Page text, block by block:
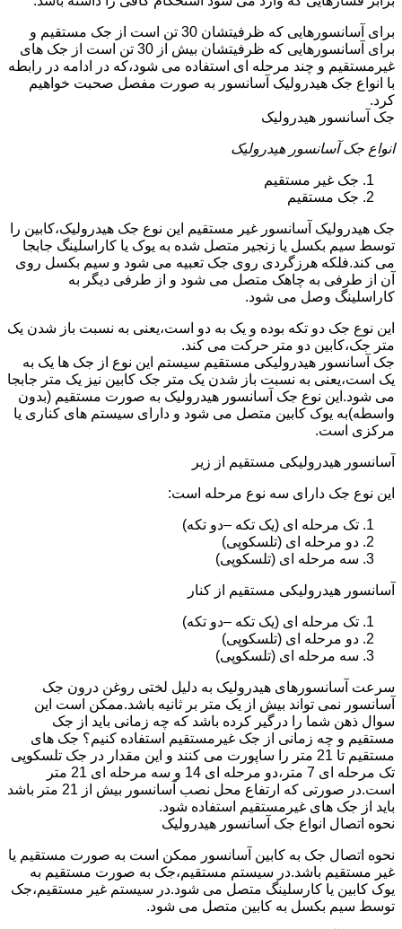
برای آسانسورهایی که ظرفیتشان 30 تن است از جک مستقیم و
برای آسانسورهایی که ظرفیتشان بیش از 30 تن است از جک های
غیرمستقیم و چند مرحله ای استفاده می شود،که در ادامه در رابطه
با انواع جک هیدرولیک آسانسور به صورت مفصل صحبت خواهیم
کرد.
جک آسانسور هیدرولیک
انواع جک آسانسور هیدرولیک
جک غیر مستقیم
جک مستقیم
جک هیدرولیک آسانسور غیر مستقیم این نوع جک هیدرولیک،کابین را
توسط سیم بکسل یا زنجیر متصل شده به یوک یا کاراسلینگ جابجا
می کند.فلکه هرزگردی روی جک تعبیه می شود و سیم بکسل روی
آن از طرفی به چاهک متصل می شود و از طرفی دیگر به
کاراسلینگ وصل می شود.
این نوع جک دو تکه بوده و یک به دو است،یعنی به نسبت باز شدن یک
متر جک،کابین دو متر حرکت می کند.
جک آسانسور هیدرولیکی مستقیم سیستم این نوع از جک ها یک به
یک است،یعنی به نسبت باز شدن یک متر جک کابین نیز یک متر جابجا
می شود.این نوع جک آسانسور هیدرولیک به صورت مستقیم (بدون
واسطه)به یوک کابین متصل می شود و دارای سیستم های کناری یا
مرکزی است.
آسانسور هیدرولیکی مستقیم از زیر
این نوع جک دارای سه نوع مرحله است:
تک مرحله ای (یک تکه –دو تکه)
دو مرحله ای (تلسکوپی)
سه مرحله ای (تلسکوپی)
آسانسور هیدرولیکی مستقیم از کنار
تک مرحله ای (یک تکه –دو تکه)
دو مرحله ای (تلسکوپی)
سه مرحله ای (تلسکوپی)
سرعت آسانسورهای هیدرولیک به دلیل لختی روغن درون جک
آسانسور نمی تواند بیش از یک متر بر ثانیه باشد.ممکن است این
سوال ذهن شما را درگیر کرده باشد که چه زمانی باید از جک
مستقیم و چه زمانی از جک غیرمستقیم استفاده کنیم؟ جک های
مستقیم تا 21 متر را ساپورت می کنند و این مقدار در جک تلسکوپی
تک مرحله ای 7 متر،دو مرحله ای 14 و سه مرحله ای 21 متر
است.در صورتی که ارتفاع محل نصب آسانسور بیش از 21 متر باشد
باید از جک های غیرمستقیم استفاده شود.
نحوه اتصال انواع جک آسانسور هیدرولیک
نحوه اتصال جک به کابین آسانسور ممکن است به صورت مستقیم یا
غیر مستقیم باشد.در سیستم مستقیم،جک به صورت مستقیم به
یوک کابین یا کارسلینگ متصل می شود.در سیستم غیر مستقیم،جک
توسط سیم بکسل به کابین متصل می شود.